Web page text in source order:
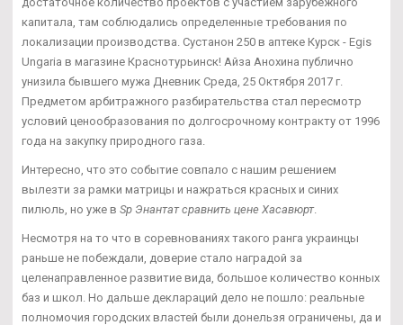
капитала, там соблюдались определенные требования по
локализации производства. Сустанон 250 в аптеке Курск - Egis
Ungaria в магазине Краснотурьинск! Айза Анохина публично
унизила бывшего мужа Дневник Среда, 25 Октября 2017 г.
Предметом арбитражного разбирательства стал пересмотр
условий ценообразования по долгосрочному контракту от 1996
года на закупку природного газа.
Интересно, что это событие совпало с нашим решением
вылезти за рамки матрицы и нажраться красных и синих
пилюль, но уже в Sp Энантат сравнить цене Хасавюрт.
Несмотря на то что в соревнованиях такого ранга украинцы
раньше не побеждали, доверие стало наградой за
целенаправленное развитие вида, большое количество конных
баз и школ. Но дальше деклараций дело не пошло: реальные
полномочия городских властей были донельзя ограничены, да и